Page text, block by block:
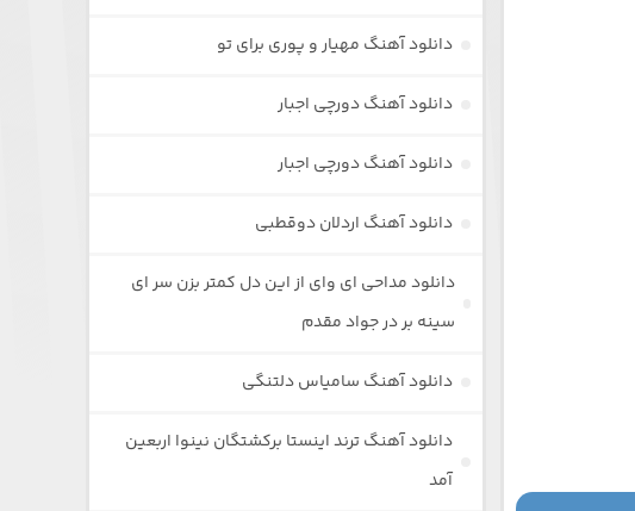
دانلود آهنگ مهیار و پوری برای تو
دانلود آهنگ دورچی اجبار
دانلود آهنگ دورچی اجبار
دانلود آهنگ اردلان دوقطبی
دانلود مداحی ای وای از این دل کمتر بزن سر ای
سینه بر در جواد مقدم
دانلود آهنگ سامیاس دلتنگی
دانلود آهنگ ترند اینستا برکشتگان نینوا اربعین
آمد